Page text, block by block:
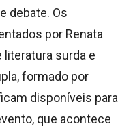
debate. Os
por Renata
literatura surda e
formado por
disponíveis para
que acontece